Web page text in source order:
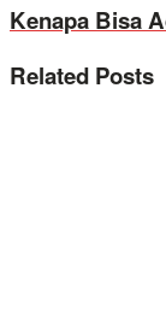
Kenapa Bisa
Related Posts